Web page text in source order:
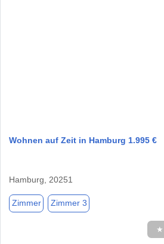
Wohnen auf Zeit in Hamburg 1.995 €
Hamburg, 20251
Zimmer Zimmer 3
★